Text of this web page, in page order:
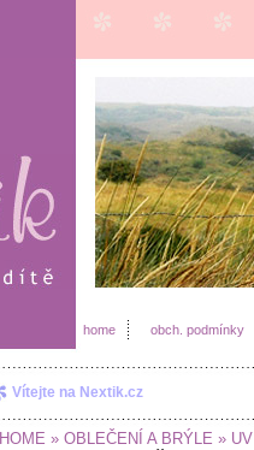
home obch. podmínky
Vítejte na Nextik.cz
HOME » OBLEČENÍ A BRÝLE »